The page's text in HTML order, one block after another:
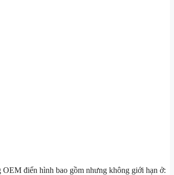
OEM điển hình bao gồm nhưng không giới hạn ở: